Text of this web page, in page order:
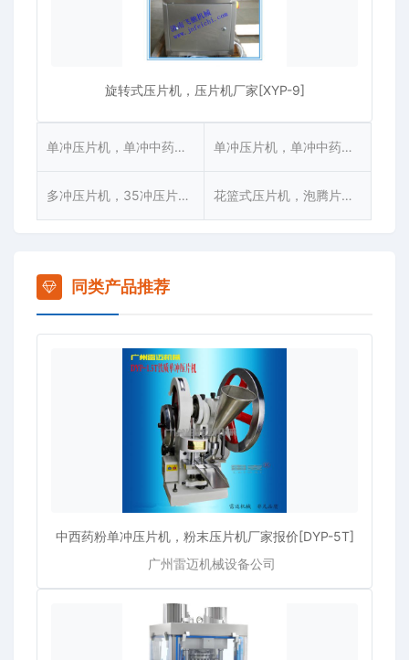
旋转式压片机，压片机厂家[XYP-9]
单冲压片机，单冲中药压片机[DYP-1.5L] 单冲压片机，单冲中药压片机[DYP-1.5T]
多冲压片机，35冲压片机[ZP35A] 花篮式压片机，泡腾片压片机[花篮式]
同类产品推荐
中西药粉单冲压片机，粉末压片机厂家报价[DYP-5T]
广州雷迈机械设备公司